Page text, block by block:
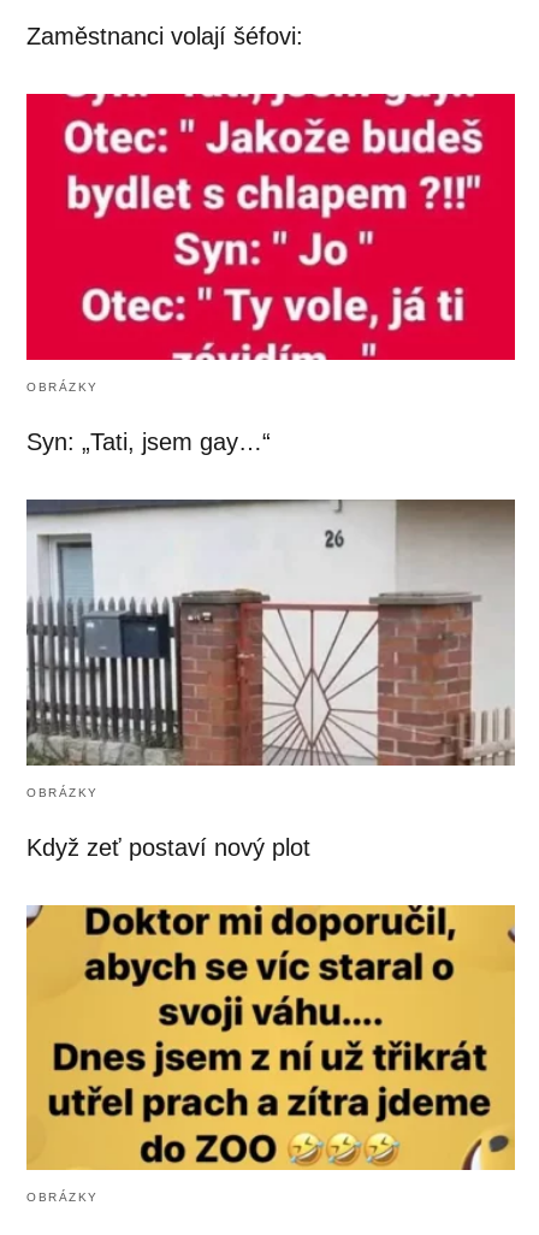
Zaměstnanci volají šéfovi:
OBRÁZKY
Syn: „Tati, jsem gay…“
OBRÁZKY
Když zeť postaví nový plot
OBRÁZKY